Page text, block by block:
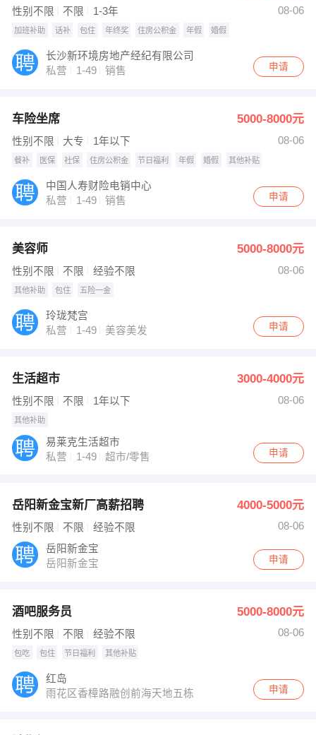
性别不限 不限 1-3年 08-06
加班补助 话补 包住 年终奖 住房公积金 年假 婚假
长沙新环境房地产经纪有限公司
私营
1-49 销售 申请
车险坐席 5000-8000元
性别不限 大专 1年以下 08-06
餐补 医保 社保 住房公积金 节日福利 年假 婚假 其他补贴
中国人寿财险电销中心
私营
1-49 销售 申请
美容师 5000-8000元
性别不限 不限 经验不限 08-06
其他补助 包住 五险一金
玲珑梵宫
私营
1-49 美容美发 申请
生活超市 3000-4000元
性别不限 不限 1年以下 08-06
其他补助
易莱克生活超市
私营
1-49 超市/零售 申请
岳阳新金宝新厂高薪招聘 4000-5000元
性别不限 不限 经验不限
08-06
岳阳新金宝
岳阳新金宝
申请
酒吧服务员 5000-8000元
性别不限 不限 经验不限 08-06
包吃 包住 节日福利 其他补贴
红岛
雨花区香樟路融创前海天地五栋
申请